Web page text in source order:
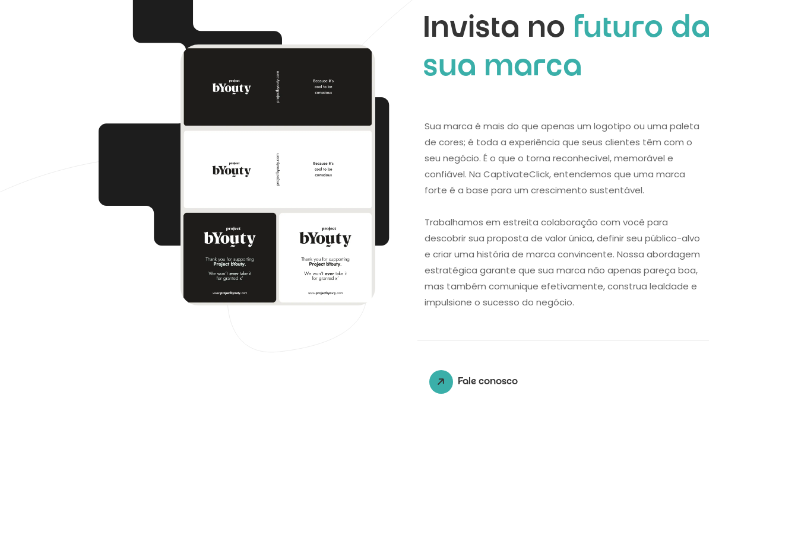
Invista no futuro da
sua marca
Sua marca é mais do que apenas um logotipo ou uma paleta
de cores; é toda a experiência que seus clientes têm com o
seu negócio. É o que o torna reconhecível, memorável e
confiável. Na CaptivateClick, entendemos que uma marca
forte é a base para um crescimento sustentável.
Trabalhamos em estreita colaboração com você para
descobrir sua proposta de valor única, definir seu público-alvo
e criar uma história de marca convincente. Nossa abordagem
estratégica garante que sua marca não apenas pareça boa,
mas também comunique efetivamente, construa lealdade e
impulsione o sucesso do negócio.
Fale conosco